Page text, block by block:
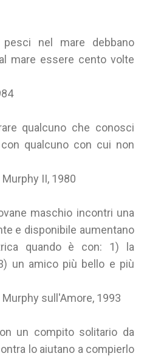
nel mare debbano
mare essere cento volte
qualcuno che conosci
qualcuno con cui non
Murphy II, 1980
maschio incontri una
e disponibile aumentano
quando è con: 1) la
un amico più bello e più
Murphy sull'Amore, 1993
un compito solitario da
lo aiutano a compierlo